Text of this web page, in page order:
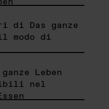
di Das ganze
modo di
Leben
nel